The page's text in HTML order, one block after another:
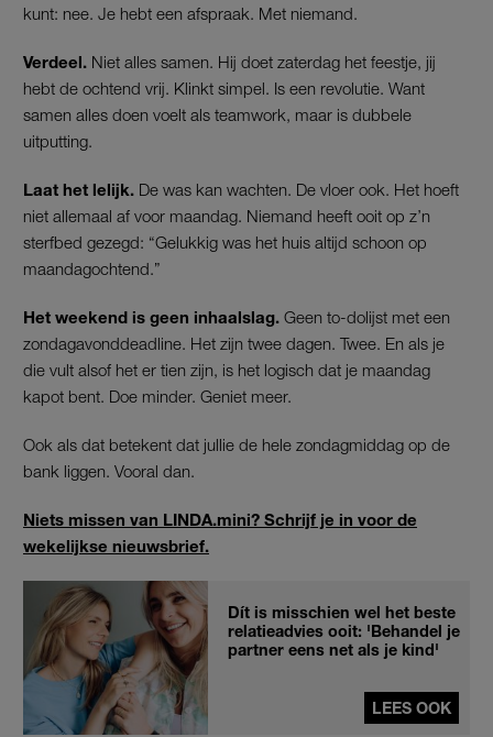
kunt: nee. Je hebt een afspraak. Met niemand.
Verdeel. Niet alles samen. Hij doet zaterdag het feestje, jij
hebt de ochtend vrij. Klinkt simpel. Is een revolutie. Want
samen alles doen voelt als teamwork, maar is dubbele
uitputting.
Laat het lelijk. De was kan wachten. De vloer ook. Het hoeft
niet allemaal af voor maandag. Niemand heeft ooit op z’n
sterfbed gezegd: “Gelukkig was het huis altijd schoon op
maandagochtend.”
Het weekend is geen inhaalslag. Geen to-dolijst met een
zondagavonddeadline. Het zijn twee dagen. Twee. En als je
die vult alsof het er tien zijn, is het logisch dat je maandag
kapot bent. Doe minder. Geniet meer.
Ook als dat betekent dat jullie de hele zondagmiddag op de
bank liggen. Vooral dan.
Niets missen van LINDA.mini? Schrijf je in voor de
wekelijkse nieuwsbrief.
Dít is misschien wel het beste
relatieadvies ooit: 'Behandel je
partner eens net als je kind'
LEES OOK